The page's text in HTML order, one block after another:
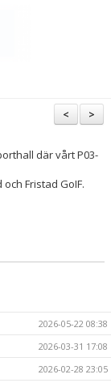
>
<
där vårt P03-
Fristad GoIF.
2026-05-22 08:38
2026-03-31 17:08
2026-02-28 23:05